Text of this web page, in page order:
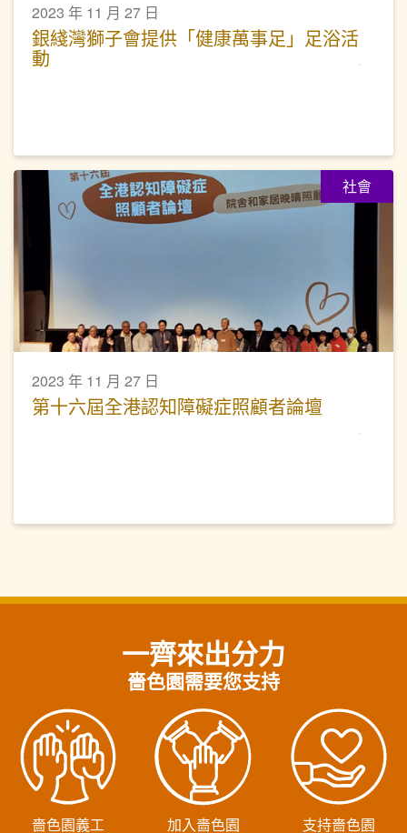
2023 年 11 月 27 日
銀綫灣獅子會提供「健康萬事足」足浴活
動
社會
2023 年 11 月 27 日
第十六屆全港認知障礙症照顧者論壇
一齊來出分力
嗇色園需要您支持
嗇色園義工 加入嗇色園 支持嗇色園